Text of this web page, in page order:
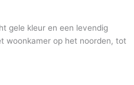
gele kleur en een levendig
woonkamer op het noorden, tot